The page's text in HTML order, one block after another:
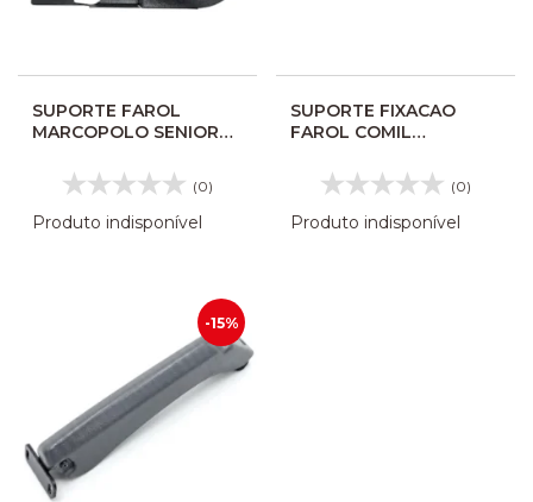
SUPORTE FAROL
MARCOPOLO SENIOR
16032345
(0)
Produto indisponível
SUPORTE FIXACAO
FAROL COMIL
(0)
Produto indisponível
-15%